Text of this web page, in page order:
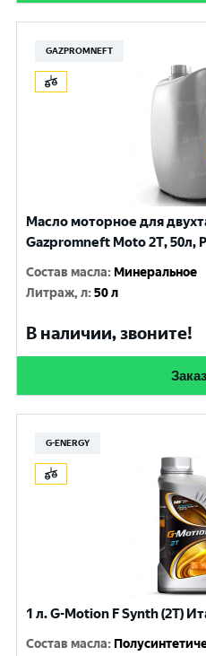
GAZPROMNEFT
Масло моторное для
Gazpromneft Мoto 2Т, 50л,
Состав масла: Минеральное
Литраж, л:50 л
В наличии, звоните!
G-ENERGY
1 л. G-Motion F Synth (2T)
Состав масла: